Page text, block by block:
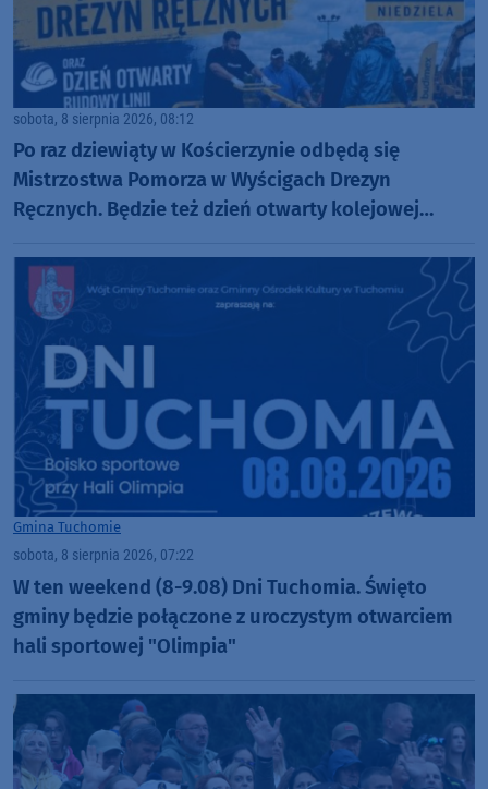
sobota, 8 sierpnia 2026, 08:12
Po raz dziewiąty w Kościerzynie odbędą się
Mistrzostwa Pomorza w Wyścigach Drezyn
Ręcznych. Będzie też dzień otwarty kolejowej
Gmina Tuchomie
sobota, 8 sierpnia 2026, 07:22
W ten weekend (8-9.08) Dni Tuchomia. Święto
gminy będzie połączone z uroczystym otwarciem
hali sportowej "Olimpia"